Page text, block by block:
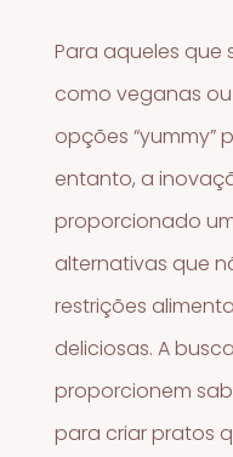
Para aqueles que
como veganas
opções “yummy”
entanto, a
proporcionado
alternativas que
restrições
deliciosas. A
proporcionem
para criar pratos